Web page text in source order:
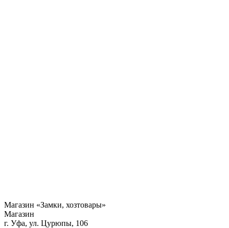
Магазин «Замки, хозтовары»
Магазин
г. Уфа, ул. Цурюпы, 106